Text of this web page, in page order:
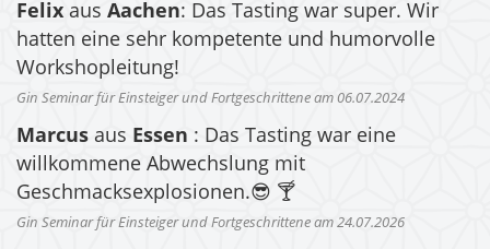
Felix aus Aachen: Das Tasting war super. Wir
hatten eine sehr kompetente und humorvolle
Workshopleitung!
Gin Seminar für Einsteiger und Fortgeschrittene am 06.07.2024
Marcus aus Essen : Das Tasting war eine
willkommene Abwechslung mit
Geschmacksexplosionen.😎 🍸
Gin Seminar für Einsteiger und Fortgeschrittene am 24.07.2026